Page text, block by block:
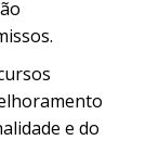
e do